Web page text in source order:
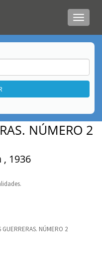
Menú
de
NÚMERO 2
1936